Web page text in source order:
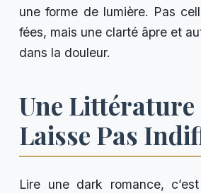
une forme de lumière. Pas
fées, mais une clarté âpre et
dans la douleur.
Une Littérature
Laisse Pas
Lire une dark romance,